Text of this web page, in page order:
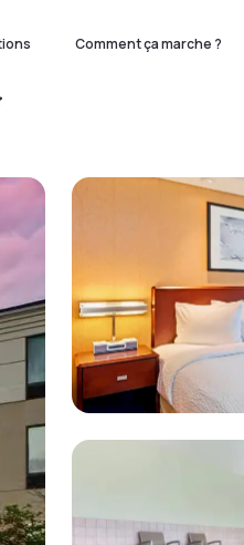
Comment ça marche ?